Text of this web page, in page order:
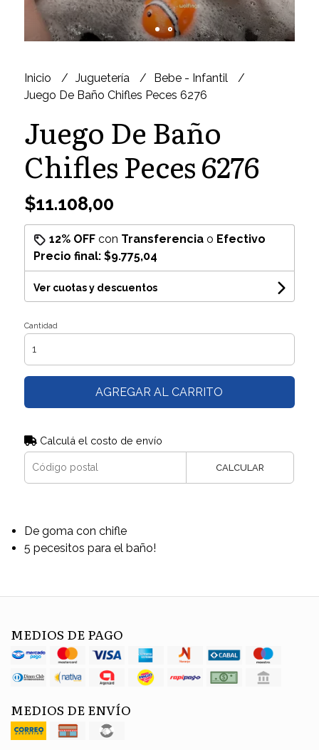
Inicio Juguetería
Bebe - Infantil
Juego De Baño Chifles Peces 6276
Juego De Baño
Chifles Peces 6276
$11.108,00
12% OFFcon Transferenciao Efectivo
Precio final: $9.775,04
Ver cuotas y descuentos
Cantidad
AGREGAR AL CARRITO
Calculá el costo de envío
CALCULAR
De goma con chifle
5 pecesitos para el baño!
MEDIOS DE PAGO
MEDIOS DE ENVÍO